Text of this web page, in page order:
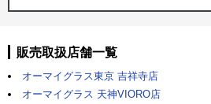
販売取扱店舗一覧
オーマイグラス東京 吉祥寺店
オーマイグラス 天神VIORO店